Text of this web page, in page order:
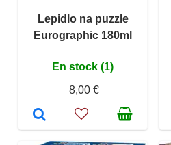
Lepidlo na puzzle
Eurographic 180ml
En stock (1)
8,00 €